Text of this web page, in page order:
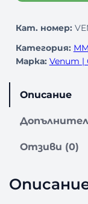
Кат. номер:
Категория:
Марка: Venum |
Описание
Отзиви (0)